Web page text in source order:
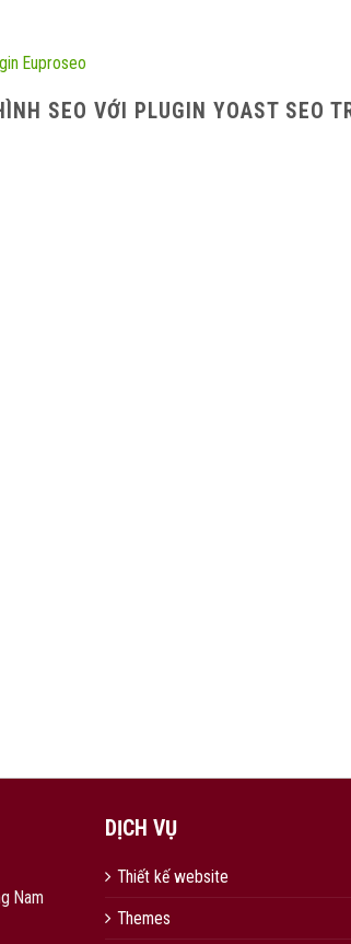
Euproseo
SEO VỚI PLUGIN YOAST SEO
Nam
DỊCH VỤ
Thiết kế website
Themes